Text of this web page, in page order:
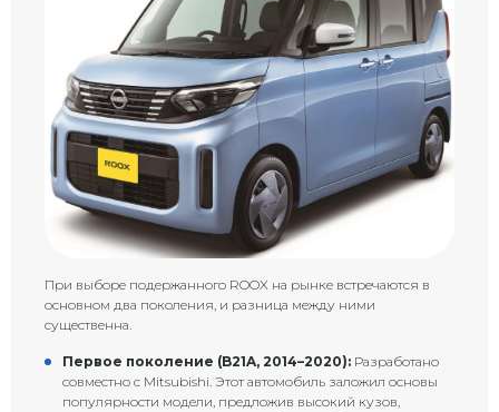
При выборе подержанного ROOX на рынке встречаются в
основном два поколения, и разница между ними
существенна.
Первое поколение (B21A, 2014–2020): Разработано
совместно с Mitsubishi. Этот автомобиль заложил основы
популярности модели, предложив высокий кузов,